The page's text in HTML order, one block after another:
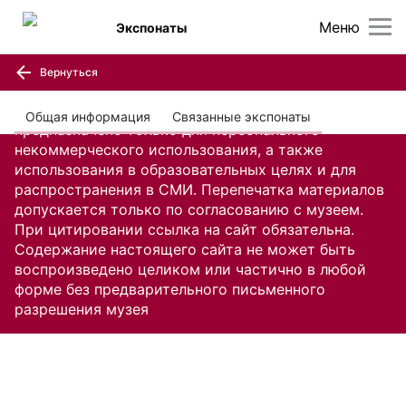
Содержание настоящего сайта, включая все
изображения и текстовую информацию,
предназначено только для персонального
некоммерческого использования, а также
использования в образовательных целях и для
распространения в СМИ. Перепечатка материалов
допускается только по согласованию с музеем.
При цитировании ссылка на сайт обязательна.
Содержание настоящего сайта не может быть
воспроизведено целиком или частично в любой
форме без предварительного письменного
разрешения музея
Меню
Экспонаты
Вернуться
Общая информация Связанные экспонаты